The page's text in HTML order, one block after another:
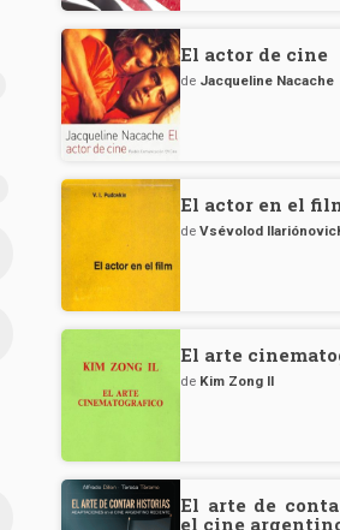
El actor de cine
de Jacqueline Nacache
El actor en el
deVsévolod
El arte
de Kim Zong Il
El arte de
el cine